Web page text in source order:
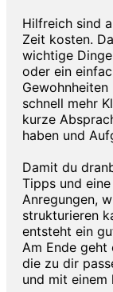
Hilfreich sind
Zeit kosten.
wichtige
oder ein
schnell mehr
kurze
haben und
Damit du
Tipps und
Anregungen,
strukturieren
entsteht ein
Am Ende geht
die zu dir
und mit einem